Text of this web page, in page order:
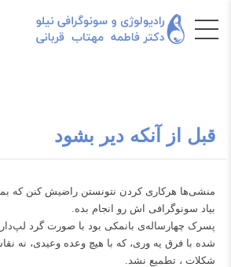
قبل از آنکه دیر بشود
‌منشی‌ها هرکاری کردن نتونستن راضیش کنن که
بیاد سونوگرافی اش رو انجام بده.
پسرک چهارساله‌ی بانمکی بود با صورت گرد لپ‌دار
شده با فرق یه وری، که با هیچ وعده وعیدی، نه
شکلات ، تطمیع نشد.